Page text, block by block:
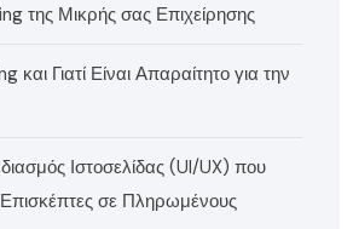
της Μικρής σας Επιχείρησης
και Γιατί Είναι Απαραίτητο για την
Ιστοσελίδας (UI/UX) που
σε Πληρωμένους